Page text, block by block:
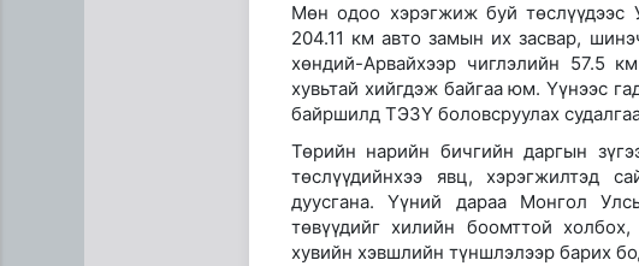
Мөн одоо хэрэгжиж буй төслүүдээс
204.11 км авто замын их засвар,
хөндий-Арвайхээр чиглэлийн 57.5
хувьтай хийгдэж байгаа юм. Үүнээс
байршилд ТЭЗҮ боловсруулах
Төрийн нарийн бичгийн даргын
төслүүдийнхээ явц, хэрэгжилтэд
дуусгана. Үүний дараа Монгол
төвүүдийг хилийн боомттой
хувийн хэвшлийн түншлэлээр барих